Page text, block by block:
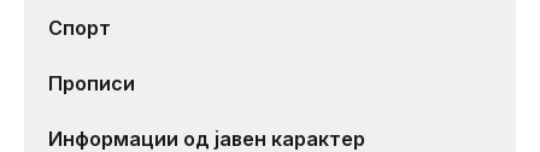
Спорт
Прописи
Информации од јавен карактер